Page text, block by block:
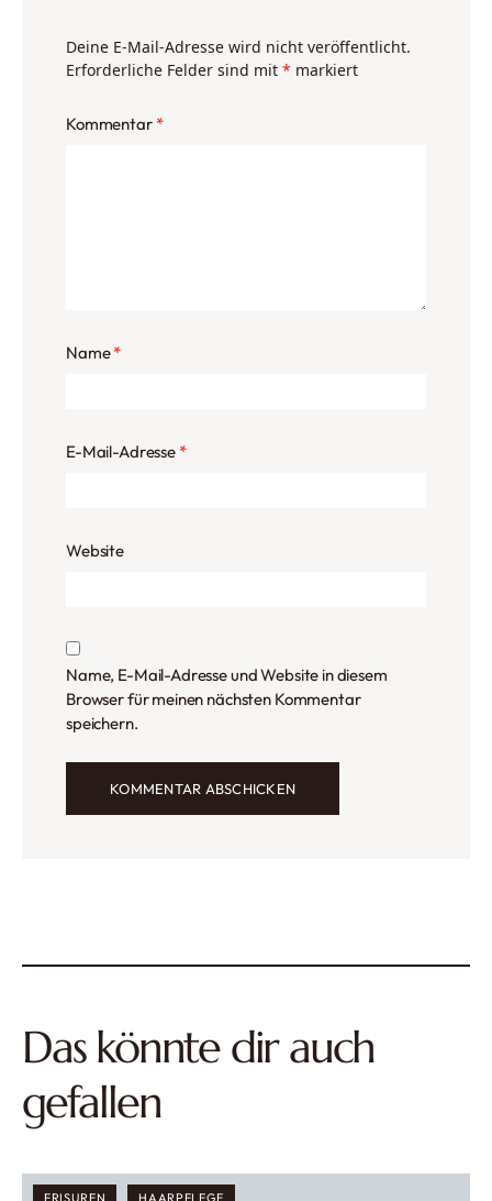
Deine E-Mail-Adresse wird nicht veröffentlicht.
Erforderliche Felder sind mit * markiert
Kommentar *
Name*
E-Mail-Adresse *
Website
Name, E-Mail-Adresse und Website in diesem
Browser für meinen nächsten Kommentar
speichern.
Das könnte dir auch
gefallen
FRISUREN HAARPFLEGE